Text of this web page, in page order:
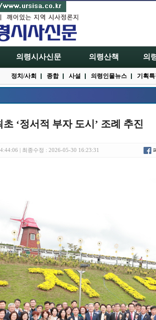
의령시사신문
정치/사회 종합 사설 의령인물뉴스 기획
의령산책 의
‘정서적 부자 도시’ 조례 추진
| 최종수정 : 2026-05-30 16:23:31